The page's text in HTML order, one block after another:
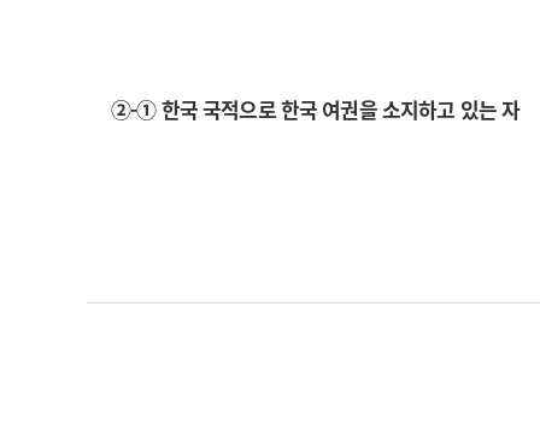
②-① 한국 국적으로 한국 여권을 소지하고 있는 자